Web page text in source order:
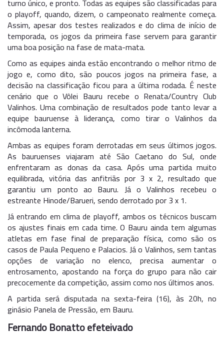
turno único, e pronto. Todas as equipes são classificadas para
o playoff, quando, dizem, o campeonato realmente começa.
Assim, apesar dos testes realizados e do clima de início de
temporada, os jogos da primeira fase servem para garantir
uma boa posição na fase de mata-mata.
Como as equipes ainda estão encontrando o melhor ritmo de
jogo e, como dito, são poucos jogos na primeira fase, a
decisão na classificação ficou para a última rodada. É neste
cenário que o Vôlei Bauru recebe o Renata/Country Club
Valinhos. Uma combinação de resultados pode tanto levar a
equipe bauruense à liderança, como tirar o Valinhos da
incômoda lanterna.
Ambas as equipes foram derrotadas em seus últimos jogos.
As bauruenses viajaram até São Caetano do Sul, onde
enfrentaram as donas da casa. Após uma partida muito
equilibrada, vitória das anfitriãs por 3 x 2, resultado que
garantiu um ponto ao Bauru. Já o Valinhos recebeu o
estreante Hinode/Barueri, sendo derrotado por 3 x 1.
Já entrando em clima de playoff, ambos os técnicos buscam
os ajustes finais em cada time. O Bauru ainda tem algumas
atletas em fase final de preparação física, como são os
casos de Paula Pequeno e Palacios. Já o Valinhos, sem tantas
opções de variação no elenco, precisa aumentar o
entrosamento, apostando na força do grupo para não cair
precocemente da competição, assim como nos últimos anos.
A partida será disputada na sexta-feira (16), às 20h, no
ginásio Panela de Pressão, em Bauru.
Fernando Bonatto efeteivado